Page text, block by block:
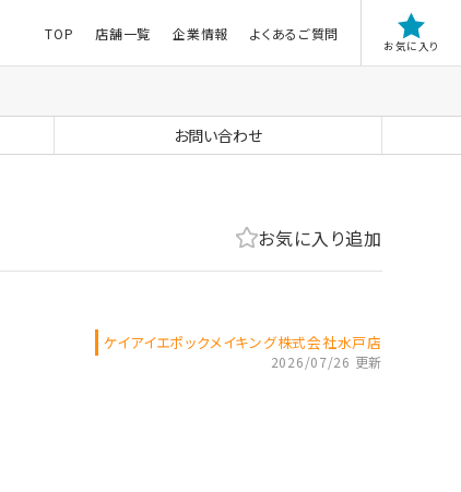
TOP 店舗一覧 企業情報 よくあるご質問
お気に入り
お問い合わせ
お気に入り追加
ケイアイエポックメイキング株式会社水戸店
2026/07/26 更新